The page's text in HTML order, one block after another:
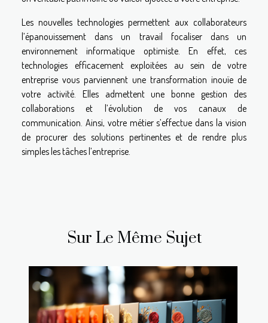
Les nouvelles technologies permettent aux collaborateurs
l’épanouissement dans un travail focaliser dans un
environnement informatique optimiste. En effet, ces
technologies efficacement exploitées au sein de votre
entreprise vous parviennent une transformation inouïe de
votre activité. Elles admettent une bonne gestion des
collaborations et l’évolution de vos canaux de
communication. Ainsi, votre métier s’effectue dans la vision
de procurer des solutions pertinentes et de rendre plus
simples les tâches l’entreprise.
Sur Le Même Sujet